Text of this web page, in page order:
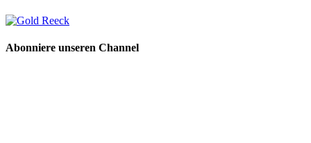
Abonniere unseren Channel